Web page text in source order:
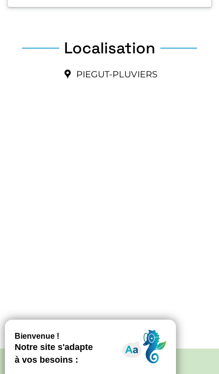
Localisation
PIEGUT-PLUVIERS
Politique de confidentialité
Mentions